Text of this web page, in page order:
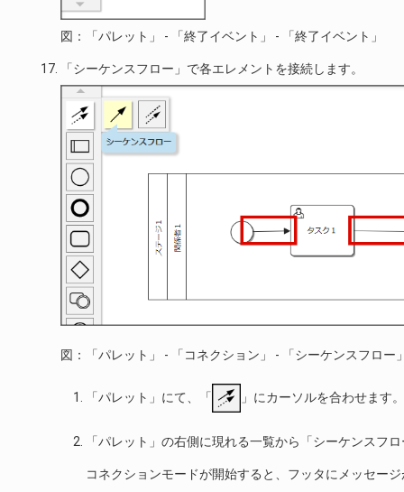
図：「パレット」 - 「終了イベント」 - 「終了イベント」
「シーケンスフロー」で各エレメントを接続します。
図：「パレット」 - 「コネクション」 - 「シーケンスフロー
「パレット」にて、「 」にカーソルを合わせます
「パレット」の右側に現れる一覧から「シーケンスフ
コネクションモードが開始すると、フッタにメッセー